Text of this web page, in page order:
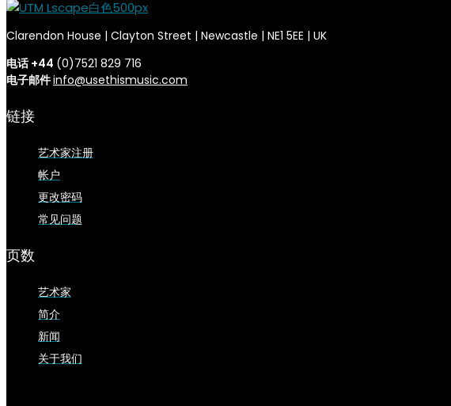
Clarendon House | Clayton Street | Newcastle | NE1 5EE | UK
电话 +44 (0)7521 829 716
电子邮件info@usethismusic.com
链接
艺术家注册
帐户
更改密码
常见问题
页数
艺术家
简介
新闻
关于我们